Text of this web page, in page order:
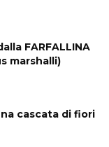
FARFALLINA
marshalli)
cascata di fiori